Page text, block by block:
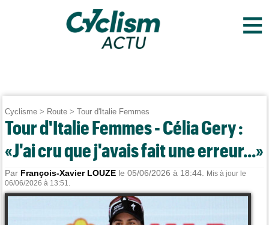
≡
Cyclisme > Route >Tour d'Italie Femmes
Tour d'Italie Femmes - Célia Gery :
«J'ai cru que j'avais fait une erreur...»
Par François-Xavier LOUZE le 05/06/2026 à 18:44.
Mis à jour le
06/06/2026 à 13:51.